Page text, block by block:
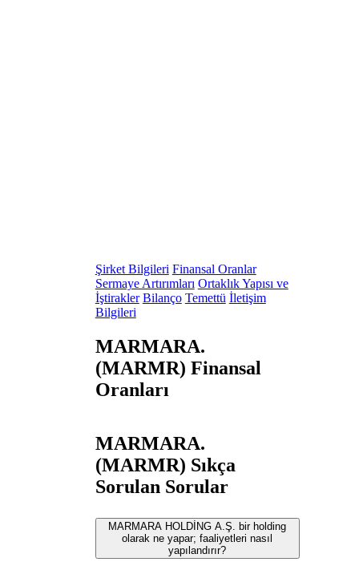
Şirket Bilgileri Finansal Oranlar
Sermaye Artırımları Ortaklık Yapısı ve
İştirakler Bilanço Temettü İletişim
Bilgileri
MARMARA.
(MARMR) Finansal
Oranları
MARMARA.
(MARMR) Sıkça
Sorulan Sorular
MARMARA HOLDİNG A.Ş. bir holding
olarak ne yapar; faaliyetleri nasıl
yapılandırır?